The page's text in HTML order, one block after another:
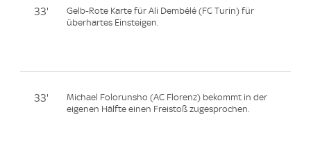
33'
Gelb-Rote Karte für Ali Dembélé (FC Turin) für
überhartes Einsteigen.
33'
Michael Folorunsho (AC Florenz) bekommt in der
eigenen Hälfte einen Freistoß zugesprochen.